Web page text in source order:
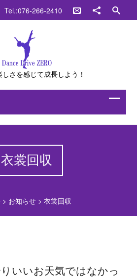
Tel.:076-266-2410
しさを感じて成長しよう！
衣裳回収
> お知らせ> 衣裳回収
いいお天気ではなかっ